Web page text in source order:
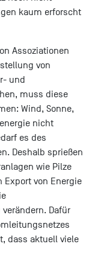
kaum erforscht
Assoziationen
von
und
muss diese
Wind, Sonne,
nicht
es des
Deshalb sprießen
wie Pilze
von Energie
Dafür
dass aktuell viele